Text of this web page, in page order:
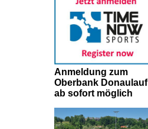
Anmeldung zum
Oberbank Donaulauf
ab sofort möglich